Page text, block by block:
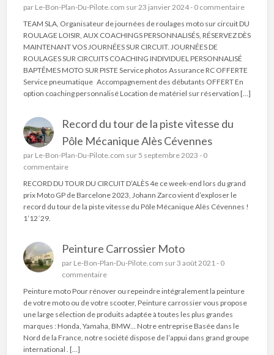
par Le-Bon-Plan-Du-Pilote.com sur 23 janvier 2024 - 0 commentaire
TEAM SLA, Organisateur de journées de roulages moto sur circuit DU
ROULAGE LOISIR, AUX COACHINGS PERSONNALISÉS, RÉSERVEZ DÈS
MAINTENANT VOS JOURNÉES SUR CIRCUIT. JOURNÉES DE
ROULAGES SUR CIRCUITS COACHING INDIVIDUEL PERSONNALISÉ
BAPTÊMES MOTO SUR PISTE Service photos Assurance RC OFFERTE
Service pneumatique Accompagnement des débutants OFFERT En
option coaching personnalisé Location de matériel sur réservation […]
Record du tour de la piste vitesse du
Pôle Mécanique Alès Cévennes
par Le-Bon-Plan-Du-Pilote.com sur 5 septembre 2023 - 0
commentaire
RECORD DU TOUR DU CIRCUIT D’ALÈS 4e ce week-end lors du grand
prix Moto GP de Barcelone 2023, Johann Zarco vient d’exploser le
record du tour de la piste vitesse du Pôle Mécanique Alès Cévennes !
1’12´29.
Peinture Carrossier Moto
par Le-Bon-Plan-Du-Pilote.com sur 3 août 2021 - 0
commentaire
Peinture moto Pour rénover ou repeindre intégralement la peinture
de votre moto ou de votre scooter, Peinture carrossier vous propose
une large sélection de produits adaptée à toutes les plus grandes
marques : Honda, Yamaha, BMW… Notre entreprise Basée dans le
Nord de la France, notre société dispose de l’appui dans grand groupe
international . […]